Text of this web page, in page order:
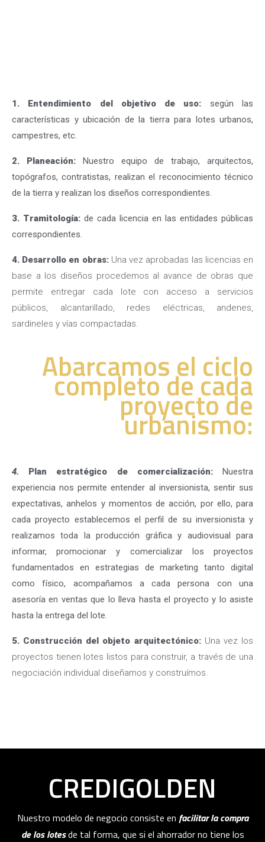
1. Entendimiento del objetivo de uso:
según las
características y ubicación de la tierra para lotes urbanos,
campestres, etc.
2. Planeación:
Nuestro equipo de trabajo, arquitectos,
topógrafos, contratistas, realizan el reconocimiento técnico
de la tierra y realizan los diseños correspondientes.
3. Tramitología: de cada licencia en las entidades públicas
correspondientes.
4. Desarrollo en obras:Una vez aprobadas las licencias en
base a los diseños procedemos al avance de obras que
permite entregar cada lote con acceso a servicios
públicos, alcantarillado, redes eléctricas, andenes,
sardineles y vías compactadas.
Abarcamos el ciclo
completo de cada
proyecto de
urbanismo:
4. Plan estratégico de comercialización:Nuestra
experiencia nos permite entender al inversionista, sentir sus
expectativas, anhelos y momentos de acción, por ello, para
cada proyecto establecemos el perfil de su inversionista y
realizamos toda la producción gráfica y audiovisual para
informar, promocionar y comercializar los proyectos
fundamentados en estrategias de marketing tanto digital
como físico, acompañamos a cada persona con una
asesoría en ventas que lo lleva hasta el proyecto y lo asiste
hasta la entrega del lote.
5. Construcción del objeto arquitectónico:Una vez los
proyectos tienen lotes listos para construir, a través de una
negociación individual diseñamos y construímos.
CREDIGOLDEN
Nuestro modelo de negocio consiste en facilitar la compra
de los lotesde tal forma, que si el ahorrador no tiene los